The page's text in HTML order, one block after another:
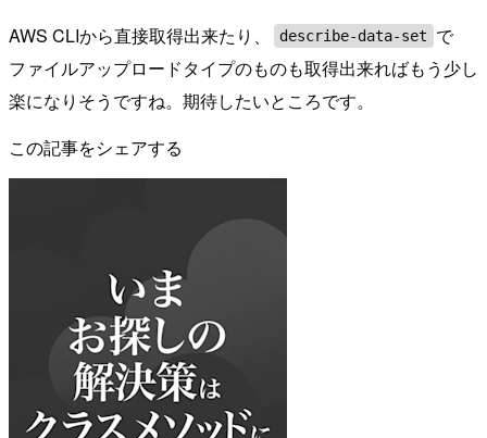
AWS CLIから直接取得出来たり、 describe-data-set
で
ファイルアップロードタイプのものも取得出来ればもう少し
楽になりそうですね。期待したいところです。
この記事をシェアする